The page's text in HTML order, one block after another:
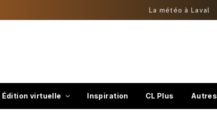
La météo à Laval
Édition virtuelle Inspiration CL Plus Autres